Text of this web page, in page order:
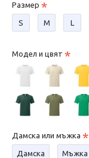
Размер
S М L
Модел и цвят
Дамска или мъжка
Дамска Мъжка